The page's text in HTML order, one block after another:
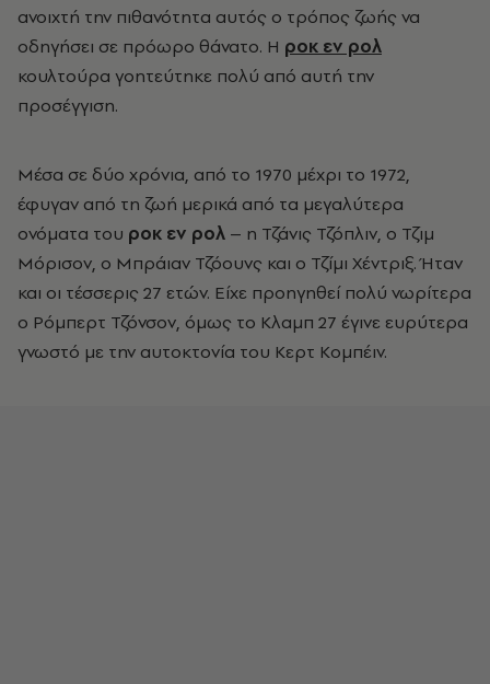
ανοιχτή την πιθανότητα αυτός ο τρόπος ζωής να
οδηγήσει σε πρόωρο θάνατο. Η ροκ εν ρολ
κουλτούρα γοητεύτηκε πολύ από αυτή την
προσέγγιση.
Μέσα σε δύο χρόνια, από το 1970 μέχρι το 1972,
έφυγαν από τη ζωή μερικά από τα μεγαλύτερα
ονόματα του ροκ εν ρολ – η Τζάνις Τζόπλιν, ο Τζιμ
Μόρισον, ο Μπράιαν Τζόουνς και ο Τζίμι Χέντριξ. Ήταν
και οι τέσσερις 27 ετών. Είχε προηγηθεί πολύ νωρίτερα
ο Ρόμπερτ Τζόνσον, όμως το Κλαμπ 27 έγινε ευρύτερα
γνωστό με την αυτοκτονία του Κερτ Κομπέιν.